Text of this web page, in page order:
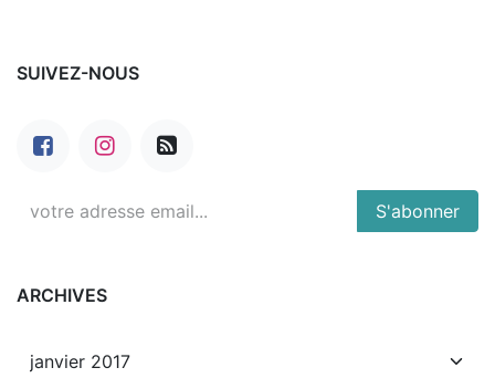
SUIVEZ-NOUS
S'abonner
ARCHIVES